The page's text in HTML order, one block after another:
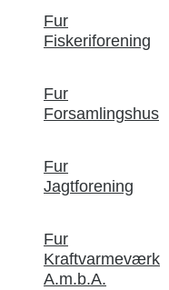
Fur
Fiskeriforening
Fur
Forsamlingshus
Fur
Jagtforening
Fur
Kraftvarmeværk
A.m.b.A.